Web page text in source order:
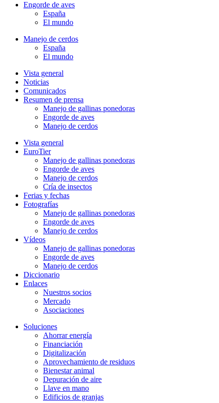
Engorde de aves
España
El mundo
Manejo de cerdos
España
El mundo
Vista general
Noticias
Comunicados
Resumen de prensa
Manejo de gallinas ponedoras
Engorde de aves
Manejo de cerdos
Vista general
EuroTier
Manejo de gallinas ponedoras
Engorde de aves
Manejo de cerdos
Cría de insectos
Ferias y fechas
Fotografías
Manejo de gallinas ponedoras
Engorde de aves
Manejo de cerdos
Vídeos
Manejo de gallinas ponedoras
Engorde de aves
Manejo de cerdos
Diccionario
Enlaces
Nuestros socios
Mercado
Asociaciones
Soluciones
Ahorrar energía
Financiación
Digitalización
Aprovechamiento de residuos
Bienestar animal
Depuración de aire
Llave en mano
Edificios de granjas